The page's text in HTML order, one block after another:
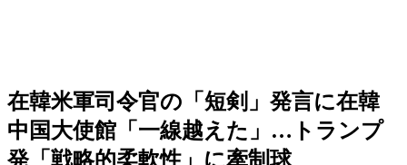
在韓米軍司令官の「短剣」発言に在韓
中国大使館「一線越えた」…トランプ
発「戦略的柔軟性」に牽制球